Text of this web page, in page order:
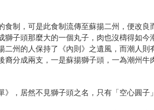
食制，可是此食制流傳至蘇揚二州，便改良
獅子頭那麼大的一個丸子，肉也沒檮得如今
二州的人保持了《內則》之遺風，而潮人則
裔分成兩支，一是蘇揚獅子頭，一為潮州牛
》，居然不見獅子頭之名，只有「空心圓